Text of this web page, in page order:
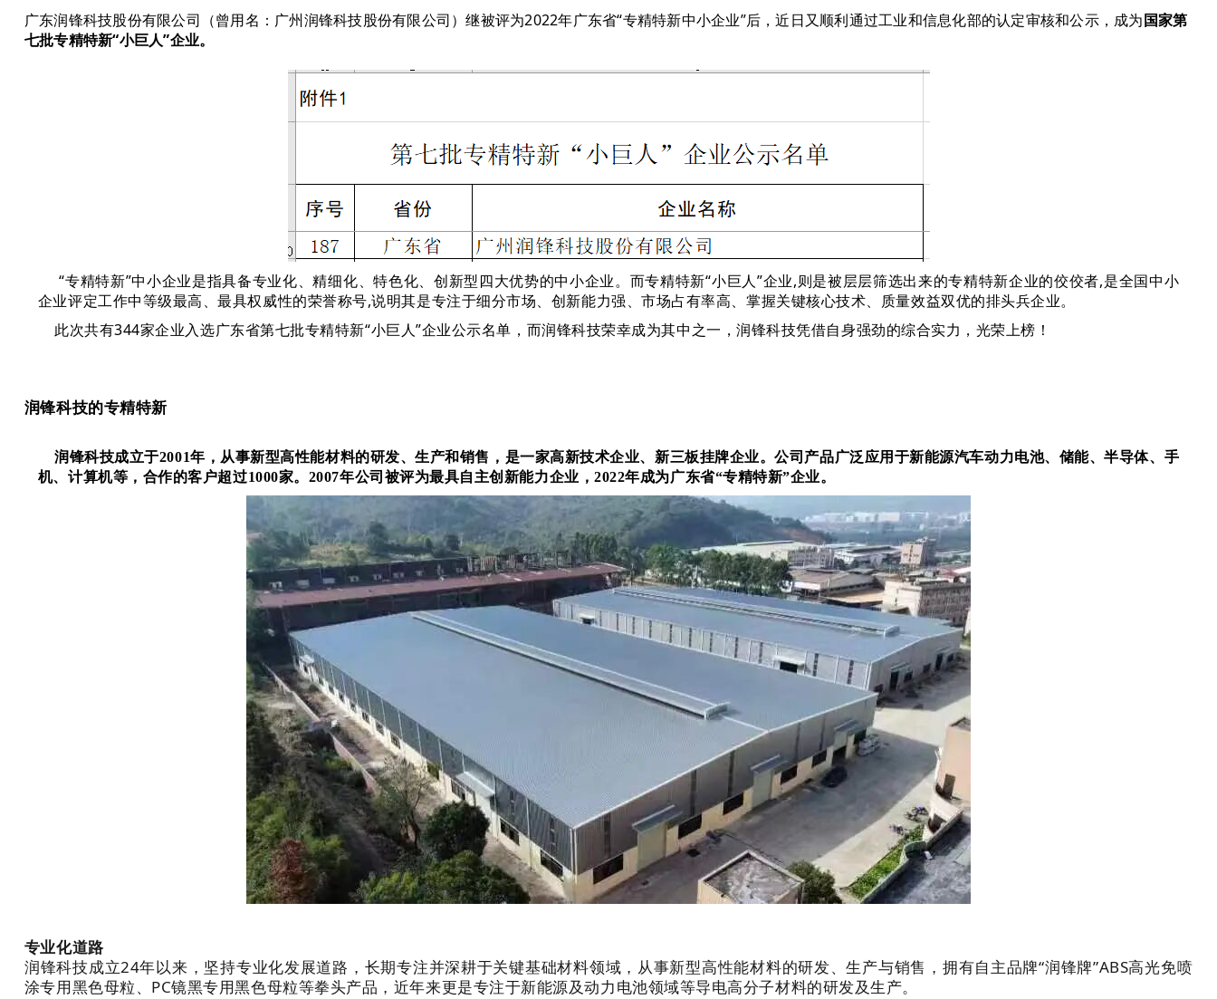
广东润锋科技股份有限公司（曾用名：广州润锋科技股份有限公司）继被评为2022年广东省“专精特新中小企业”后，近日又顺利通过工业和信息化部的认定审核和公示，成为国家第
七批专精特新“小巨人”企业。
“专精特新”中小企业是指具备专业化、精细化、特色化、创新型四大优势的中小企业。而专精特新“小巨人”企业,则是被层层筛选出来的专精特新企业的佼佼者,是全国中小
企业评定工作中等级最高、最具权威性的荣誉称号,说明其是专注于细分市场、创新能力强、市场占有率高、掌握关键核心技术、质量效益双优的排头兵企业。
此次共有344家企业入选广东省第七批专精特新“小巨人”企业公示名单，而润锋科技荣幸成为其中之一，润锋科技凭借自身强劲的综合实力，光荣上榜！
润锋科技的专精特新
润锋科技成立于2001年，从事新型高性能材料的研发、生产和销售 ，是一家高新技术企业、新三板挂牌企业。公司产品广泛应用于新能源汽车动力电池、储能、半导体、手
机、计算机等，合作的客户超过1000家。 2007年公司被评为最具自主创新能力企业，2022年成为广东省“专精特新”企业。
专业化道路
润锋科技成立24年以来，坚持专业化发展道路，长期专注并深耕于关键基础材料领域，从事新型高性能材料的研发、生产与销售，拥有自主品牌“润锋牌”ABS高光免喷
涂专用黑色母粒、PC镜黑专用黑色母粒等拳头产品，近年来更是专注于新能源及动力电池领域等导电高分子材料的研发及生产。